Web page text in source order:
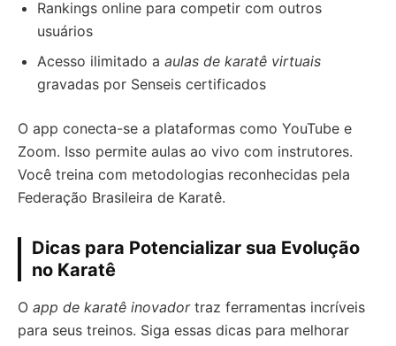
Rankings online para competir com outros
usuários
Acesso ilimitado a aulas de karatê virtuais
gravadas por Senseis certificados
O app conecta-se a plataformas como YouTube e
Zoom. Isso permite aulas ao vivo com instrutores.
Você treina com metodologias reconhecidas pela
Federação Brasileira de Karatê.
Dicas para Potencializar sua Evolução
no Karatê
O app de karatê inovadortraz ferramentas incríveis
para seus treinos. Siga essas dicas para melhorar